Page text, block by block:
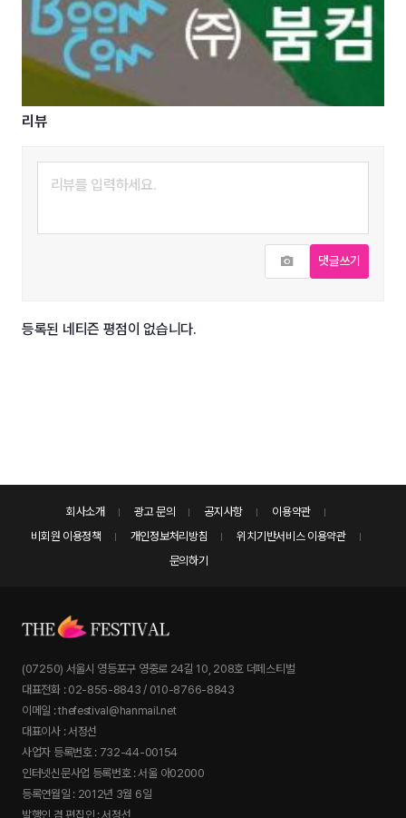
리뷰
사진추가
댓글쓰기
등록된 네티즌 평점이 없습니다.
회사소개 광고 문의 공지사항
이용약관
비회원 이용정책
개인정보처리방침
위치기반서비스 이용약관
문의하기
(07250) 서울시 영등포구 영중로 24길 10, 208호 더페스티벌
대표전화 : 02-855-8843 / 010-8766-8843
이메일 : thefestival@hanmail.net
대표이사 : 서정선
사업자 등록번호 : 732-44-00154
인터넷신문사업 등록번호 : 서울 아02000
등록연월일 : 2012년 3월 6일
발행인 겸 편집인 : 서정선